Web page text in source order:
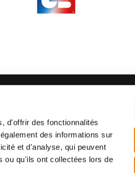
d'offrir des fonctionnalités
des informations sur
et d'analyse, qui peuvent
ou qu'ils ont collectées lors de